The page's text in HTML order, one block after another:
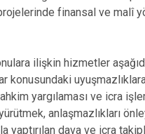
finansal ve malî
ilişkin hizmetler
konusundaki
yargılaması ve icra
anlaşmazlıkları
yaptırılan dava ve icra